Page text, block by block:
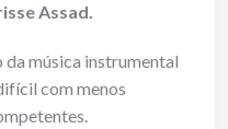
Assad.
da música instrumental
com menos